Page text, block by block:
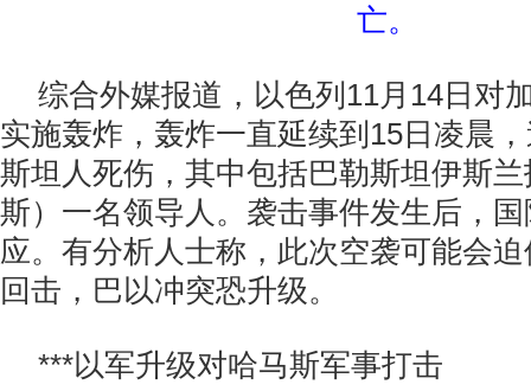
亡。
综合外媒报道，以色列11月14日对
实施轰炸，轰炸一直延续到15日凌晨
斯坦人死伤，其中包括巴勒斯坦伊斯
斯）一名领导人。袭击事件发生后，
应。有分析人士称，此次空袭可能会
回击，巴以冲突恐升级。
***以军升级对哈马斯军事打击